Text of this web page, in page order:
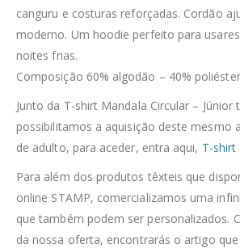
canguru e costuras reforçadas. Cordão
moderno. Um hoodie perfeito para
noites frias.
Composição 60% algodão – 40%
Junto da T-shirt Mandala Circular – Júnior
possibilitamos a aquisição deste mesmo
de adulto, para aceder, entra aqui, T-shirt
Para além dos produtos têxteis que
online STAMP, comercializamos uma
que também podem ser personalizados.
da nossa oferta, encontrarás o artigo